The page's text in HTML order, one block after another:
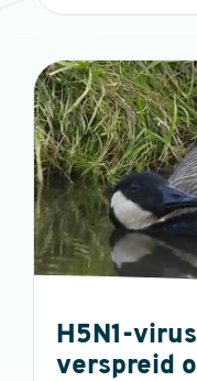
H5N1-
verspreid